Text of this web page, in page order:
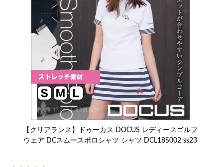
【クリアランス】ドゥーカス DOCUS レディースゴルフ
ウェア DCスムースポロシャツ シャツ DCL18S002 ss23